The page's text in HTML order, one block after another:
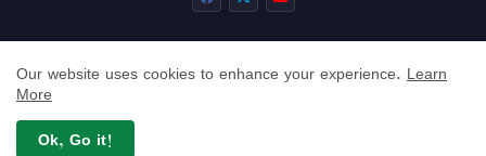
All Right Reserved Copyright © Talimit.Net
About Contact us Privacy Policy
Disclaimer
Our website uses cookies to enhance your experience. Learn
More
Ok, Go it!